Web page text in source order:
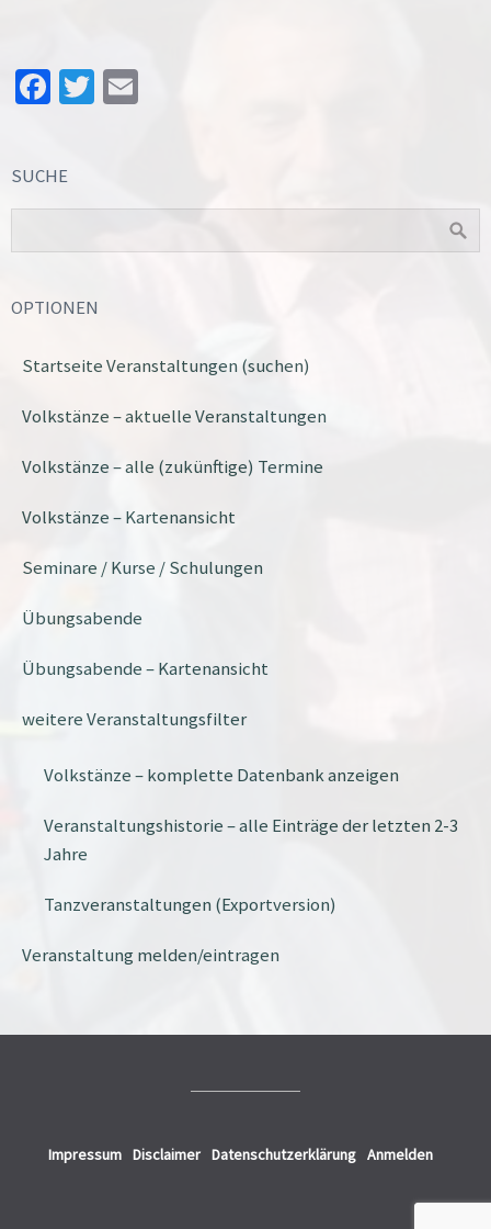
Facebook
Twitter
SUCHE
OPTIONEN
Startseite Veranstaltungen (suchen)
Volkstänze – aktuelle Veranstaltungen
Volkstänze – alle (zukünftige) Termine
Volkstänze – Kartenansicht
Seminare / Kurse / Schulungen
Übungsabende
Übungsabende – Kartenansicht
weitere Veranstaltungsfilter
Volkstänze – komplette Datenbank anzeigen
Veranstaltungshistorie – alle Einträge der letzten 2-3
Jahre
Tanzveranstaltungen (Exportversion)
Veranstaltung melden/eintragen
Impressum Disclaimer Datenschutzerklärung Anmelden